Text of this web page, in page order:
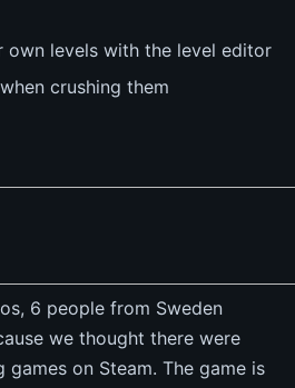
own levels with the level editor
crushing them
6 people from Sweden
we thought there were
on Steam. The game is